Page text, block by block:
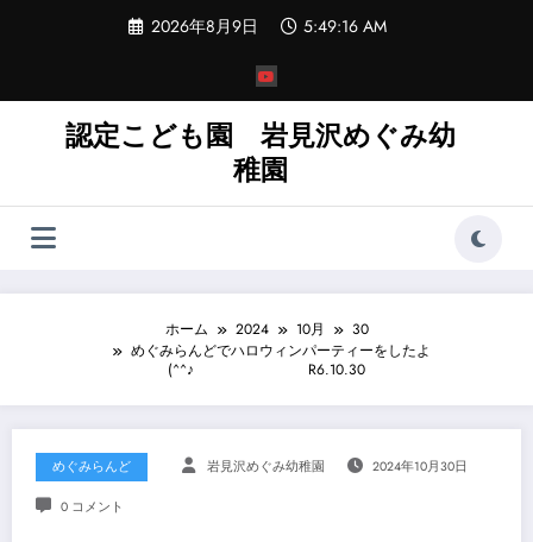
ツ
プ
2026年8月9日 5:49:19 AM
認定こども園 岩見沢めぐみ幼
稚園
ホーム 2024 10月
30
めぐみらんどでハロウィンパーティーをしたよ
(^^♪ R6.10.30
めぐみらんど 岩見沢めぐみ幼稚園 2024年10月30日
0 コメント